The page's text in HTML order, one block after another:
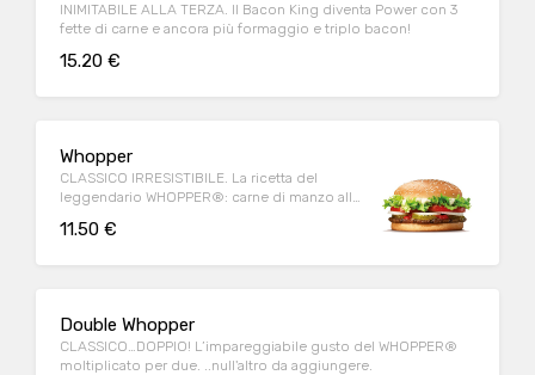
INIMITABILE ALLA TERZA. Il Bacon King diventa Power con 3
fette di carne e ancora più formaggio e triplo bacon!
15.20 €
Whopper
CLASSICO IRRESISTIBILE. La ricetta del
leggendario WHOPPER®: carne di manzo alla
ineguagliabile.
11.50 €
Double Whopper
CLASSICO…DOPPIO! L’impareggiabile gusto del WHOPPER®
moltiplicato per due. ..null'altro da aggiungere.